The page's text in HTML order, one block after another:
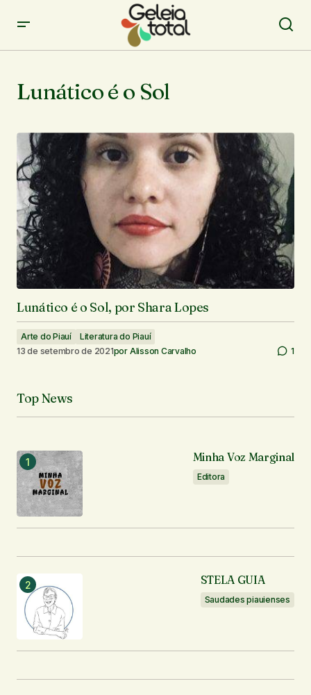
Lunático é o Sol
Lunático é o Sol, por Shara Lopes
Arte do Piauí
Literatura do Piauí
13 de setembro de 2021por Alisson Carvalho 1
Top News
Minha Voz Marginal
Editora
STELA GUIA
Saudades piauienses